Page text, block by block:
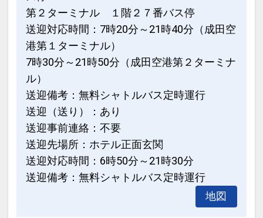
第２ターミナル １階２７番バス停
送迎対応時間：7時20分～21時40分（成田空
港第１ターミナル）
7時30分～21時50分（成田空港第２ターミナ
ル）
送迎備考：無料シャトルバス定時運行
送迎（送り）：あり
送迎事前連絡：不要
送迎先場所：ホテル正面玄関
送迎対応時間：6時50分～21時30分
送迎備考：無料シャトルバス定時運行
地図